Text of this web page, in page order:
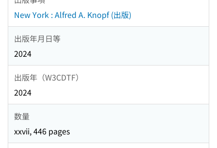
New York : Alfred A. Knopf (出版)
出版年月日等
2024
出版年（W3CDTF）
2024
数量
xxvii, 446 pages